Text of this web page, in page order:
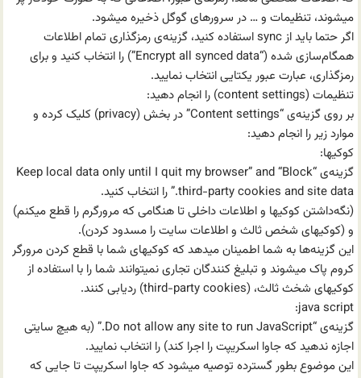
میشوند، تنظیمات و … در سرورهای گوگل ذخیره میشود.
اگر حتما باید از sync استفاده کنید، گزینه‌ی رمزگذاری تمام اطلاعات
همگام‌سازی شده (“Encrypt all synced data”) را انتخاب کنید و برای
رمزگذاری، عبارت عبور یکتایی انتخاب نمایید.
تنظیمات (content settings) را انجام دهید:
بر روی گزینه‌ی “Content settings” در بخش (privacy) کلیک کرده و
موارد زیر را انجام دهید:
کوکیها:
گزینه‌ی “Keep local data only until I quit my browser” and “Block
third-party cookies and site data.” را انتخاب کنید.
(نگه‌داشتن کوکیها و اطلاعات داخلی تا هنگامی که مرورگرم را قطع میکنم)
و (کوکیهای شخص ثالث و اطلاعات سایت را مسدود کردن).
این گزینه‌ها به شما اطمینان میدهد که کوکیهای شما با قطع کردن مرورگر
کروم پاک میشوند و تبلیغ کنندگان تجاری نمیتوانند شما را با استفاده از
کوکیهای شخث ثالث، (third-party cookies) ردیابی کنند.
java script:
گزینه‌ی “Do not allow any site to run JavaScript.” (به هیچ سایتی
اجازه ندهید که جاوا اسکریپت را اجرا کند) را انتخاب نمایید.
این موضوع بطور گسترده توصیه میشود که جاوا اسکریپت تا جایی که